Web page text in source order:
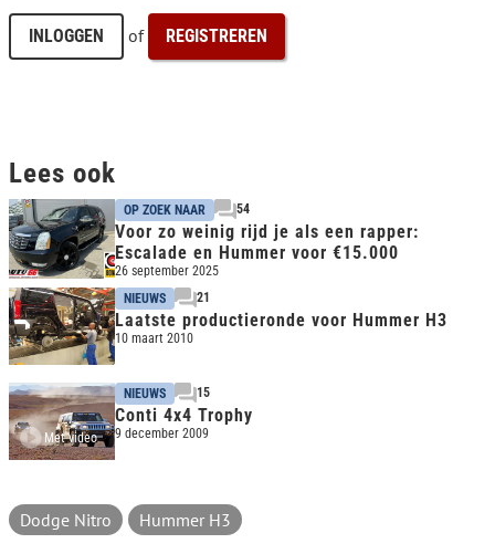
INLOGGEN of REGISTREREN
Lees ook
OP ZOEK NAAR 54
Voor zo weinig rijd je als een rapper:
Escalade en Hummer voor €15.000
26 september 2025
NIEUWS
21
Laatste productieronde voor Hummer H3
10 maart 2010
Met video
NIEUWS 15
Conti 4x4 Trophy
9 december 2009
Dodge Nitro Hummer H3